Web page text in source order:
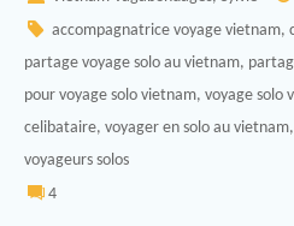
accompagnatrice voyage vietnam,
partage voyage solo au vietnam,
pour voyage solo vietnam, voyage solo
celibataire, voyager en solo au vietnam,
voyageurs solos
4